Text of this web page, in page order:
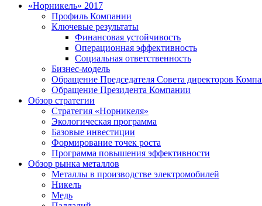
«Норникель» 2017
Профиль Компании
Ключевые результаты
Финансовая устойчивость
Операционная эффективность
Социальная ответственность
Бизнес-модель
Обращение Председателя Совета директоров
Обращение Президента Компании
Обзор стратегии
Стратегия «Норникеля»
Экологическая программа
Базовые инвестиции
Формирование точек роста
Программа повышения эффективности
Обзор рынка металлов
Металлы в производстве электромобилей
Никель
Медь